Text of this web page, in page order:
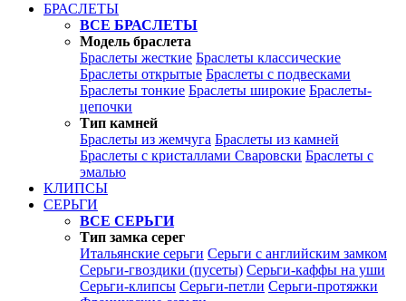
БРАСЛЕТЫ
ВСЕ БРАСЛЕТЫ
Модель браслета
Браслеты жесткие Браслеты классические
Браслеты открытые Браслеты с подвесками
Браслеты тонкие Браслеты широкие Браслеты-
цепочки
Тип камней
Браслеты из жемчуга Браслеты из камней
Браслеты с кристаллами Сваровски Браслеты с
эмалью
КЛИПСЫ
СЕРЬГИ
ВСЕ СЕРЬГИ
Тип замка серег
Итальянские серьги Серьги с английским замком
Серьги-гвоздики (пусеты) Серьги-каффы на уши
Серьги-клипсы Серьги-петли Серьги-протяжки